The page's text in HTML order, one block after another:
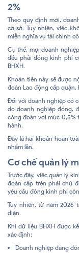
2%
Theo quy định mới,
cơ sở. Tuy nhiên, việc
miễn nghĩa vụ tài chính
Cụ thể, mọi doanh
đều phải đóng kinh phí
BHXH.
Khoản tiền này sẽ được
đoàn Lao động cấp
Đối với doanh nghiệp có
do doanh nghiệp đóng,
công đoàn với mức 0,5%
hành.
Đây là hai khoản hoàn
nhầm lẫn.
Cơ chế quản lý
Trước đây, việc quản lý
đoàn cấp trên phải chủ
yêu cầu đóng kinh phí
Tuy nhiên, từ năm 2026
diện.
Khi dữ liệu BHXH được
xác định:
Doanh nghiệp đang